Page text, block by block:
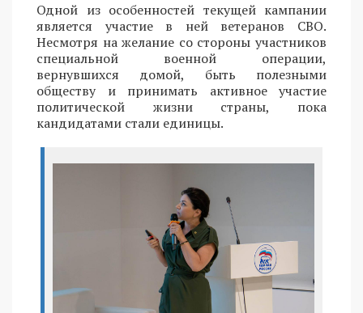
Одной из особенностей текущей кампании
является участие в ней ветеранов СВО.
Несмотря на желание со стороны участников
специальной военной операции,
вернувшихся домой, быть полезными
обществу и принимать активное участие
политической жизни страны, пока
кандидатами стали единицы.